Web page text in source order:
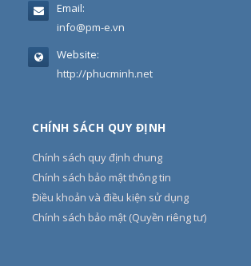
Email:
info@pm-e.vn
Website:
http://phucminh.net
CHÍNH SÁCH QUY ĐỊNH
Chính sách quy định chung
Chính sách bảo mật thông tin
Điều khoản và điều kiện sử dụng
Chính sách bảo mật (Quyền riêng tư)